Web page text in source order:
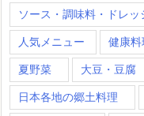
ソース・調味料・ドレッ
人気メニュー 健康料
夏野菜 大豆・豆腐
日本各地の郷土料理